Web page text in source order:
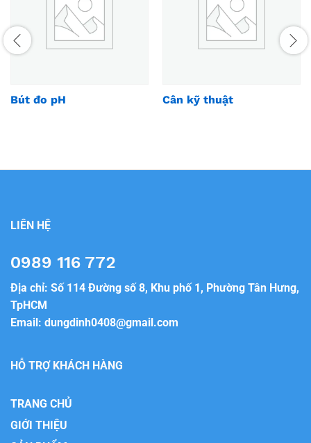
Bút đo pH Cân kỹ thuật
LIÊN HỆ
0989 116 772
Địa chỉ: Số 114 Đường số 8, Khu phố 1, Phường Tân Hưng,
TpHCM
Email: dungdinh0408@gmail.com
HỖ TRỢ KHÁCH HÀNG
TRANG CHỦ
GIỚI THIỆU